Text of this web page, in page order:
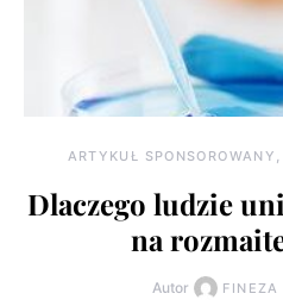
ARTYKUŁ SPONSOROWANY
Dlaczego ludzie
na
Autor FINEZA